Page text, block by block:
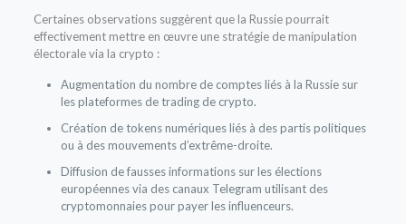
Certaines observations suggèrent que la Russie pourrait
effectivement mettre en œuvre une stratégie de manipulation
électorale via la crypto :
Augmentation du nombre de comptes liés à la Russie sur
les plateformes de trading de crypto.
Création de tokens numériques liés à des partis politiques
ou à des mouvements d’extrême-droite.
Diffusion de fausses informations sur les élections
européennes via des canaux Telegram utilisant des
cryptomonnaies pour payer les influenceurs.